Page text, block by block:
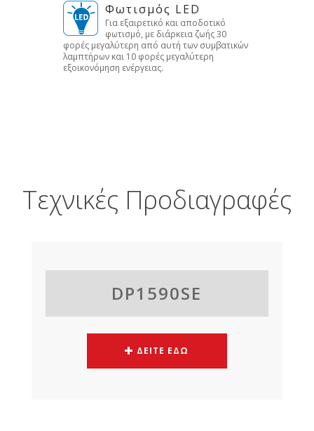
Φωτισμός LED
Για εξαιρετικό και αποδοτικό
φωτισμό, με διάρκεια ζωής 30
φορές μεγαλύτερη από αυτή των συμβατικών
λαμπτήρων και 10 φορές μεγαλύτερη
εξοικονόμηση ενέργειας.
Τεχνικές Προδιαγραφές
DP1590SE
ΔΕΙΤΕ ΕΔΩ